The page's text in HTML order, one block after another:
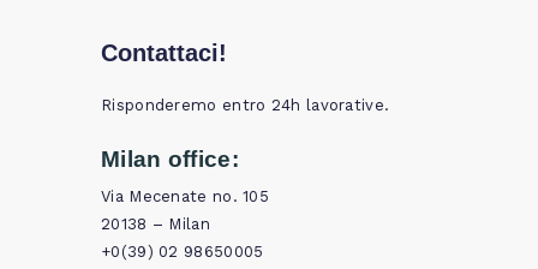
0 ITEMS
€ 0,00
Contattaci!
Risponderemo entro 24h lavorative.
Milan office:
Via Mecenate no. 105
20138 – Milan
+0(39) 02 98650005